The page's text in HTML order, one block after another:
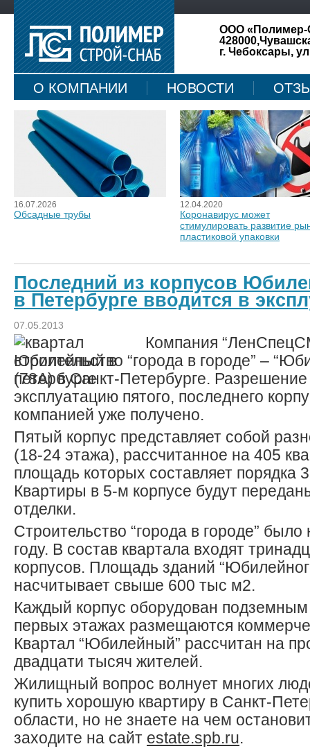
ООО «Полимер-
г. Чебоксары,
О КОМПАНИИ НОВОСТИ
КАРТА САЙТА
16.07.2026
Обсадные трубы
12.04.2020
Коронавирус может
стимулировать развитие
пластиковой упаковки
Последний из корпусов
в Петербурге вводится в
07.05.2013
Компания
строительство “города в городе” –
(78А) в Санкт-Петербурге. Разрешение
эксплуатацию пятого, последнего
компанией уже получено.
Пятый корпус представляет собой
(18-24 этажа), рассчитанное на 405
площадь которых составляет порядка
Квартиры в 5-м корпусе будут
отделки.
Строительство “города в городе”
году. В состав квартала входят
корпусов. Площадь зданий
насчитывает свыше 600 тыс м2.
Каждый корпус оборудован подземным
первых этажах размещаются
Квартал “Юбилейный” рассчитан на
двадцати тысяч жителей.
Жилищный вопрос волнует многих
купить хорошую квартиру в Санкт-
области, но не знаете на чем
заходите на сайт estate.spb.ru.